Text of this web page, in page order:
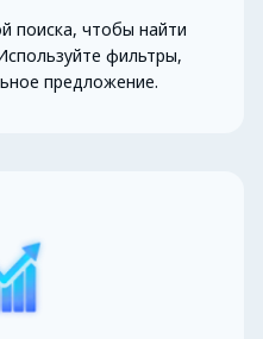
поиска, чтобы найти
фильтры,
предложение.